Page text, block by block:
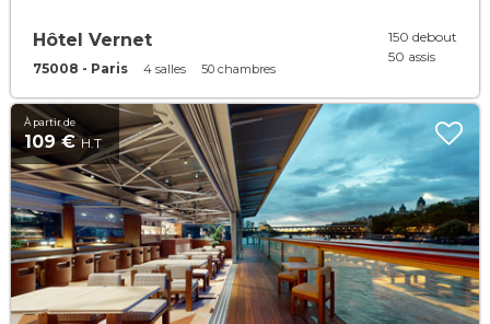
Hôtel Vernet
75008 - Paris 4 salles 50 chambres
150 debout
50 assis
À partir de
109 €H.T